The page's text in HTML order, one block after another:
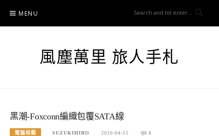
content
MENU
風塵萬里 旅人手札
黑潮-Foxconn編織包覆SATA線
電腦相關 SUZUKIHIRO 2010-04-15 1